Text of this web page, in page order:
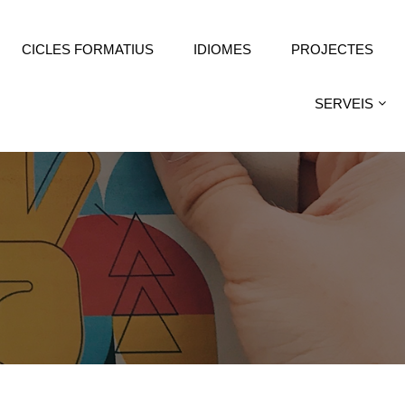
CICLES FORMATIUS IDIOMES PROJECTES
SERVEIS